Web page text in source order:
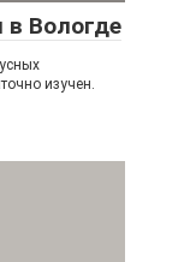
в Вологде
изучен.